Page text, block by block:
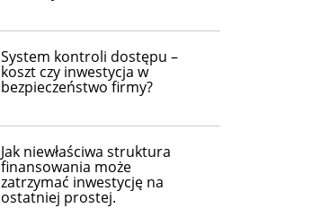
System kontroli dostępu –
koszt czy inwestycja w
bezpieczeństwo firmy?
Jak niewłaściwa struktura
finansowania może
zatrzymać inwestycję na
ostatniej prostej.